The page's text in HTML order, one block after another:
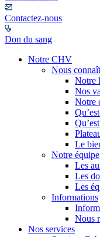
Contactez-nous
Don du sang
Notre CHV
Nous
Notre
Nos
Notre
Le
Notre équipe
Les
Les
Les
Informations
Nous
Nos services